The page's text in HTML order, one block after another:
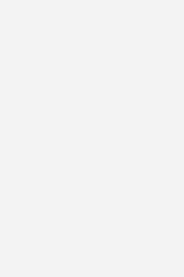
Umsetzungsmöglichkeiten zum
Gebäude von Menschen mit oder
gleichermaßen
5. Aufl. 2009, mit CD-ROM,
Cornelsen Scriptor (